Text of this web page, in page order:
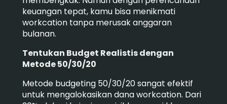
keuangan tepat, kamu bisa menikmati
workcation tanpa merusak anggaran
bulanan.
Tentukan Budget Realistis dengan
Metode 50/30/20
Metode budgeting 50/30/20 sangat efektif
untuk mengalokasikan dana workcation. Dari